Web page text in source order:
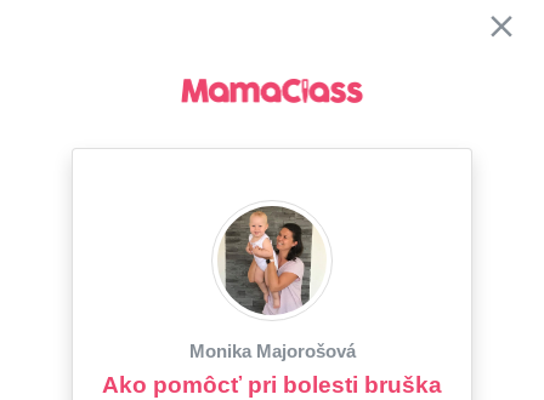
Monika Majorošová
Ako pomôcť pri bolesti bruška